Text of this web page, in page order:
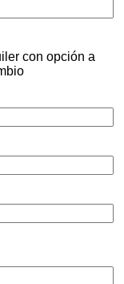
con opción a